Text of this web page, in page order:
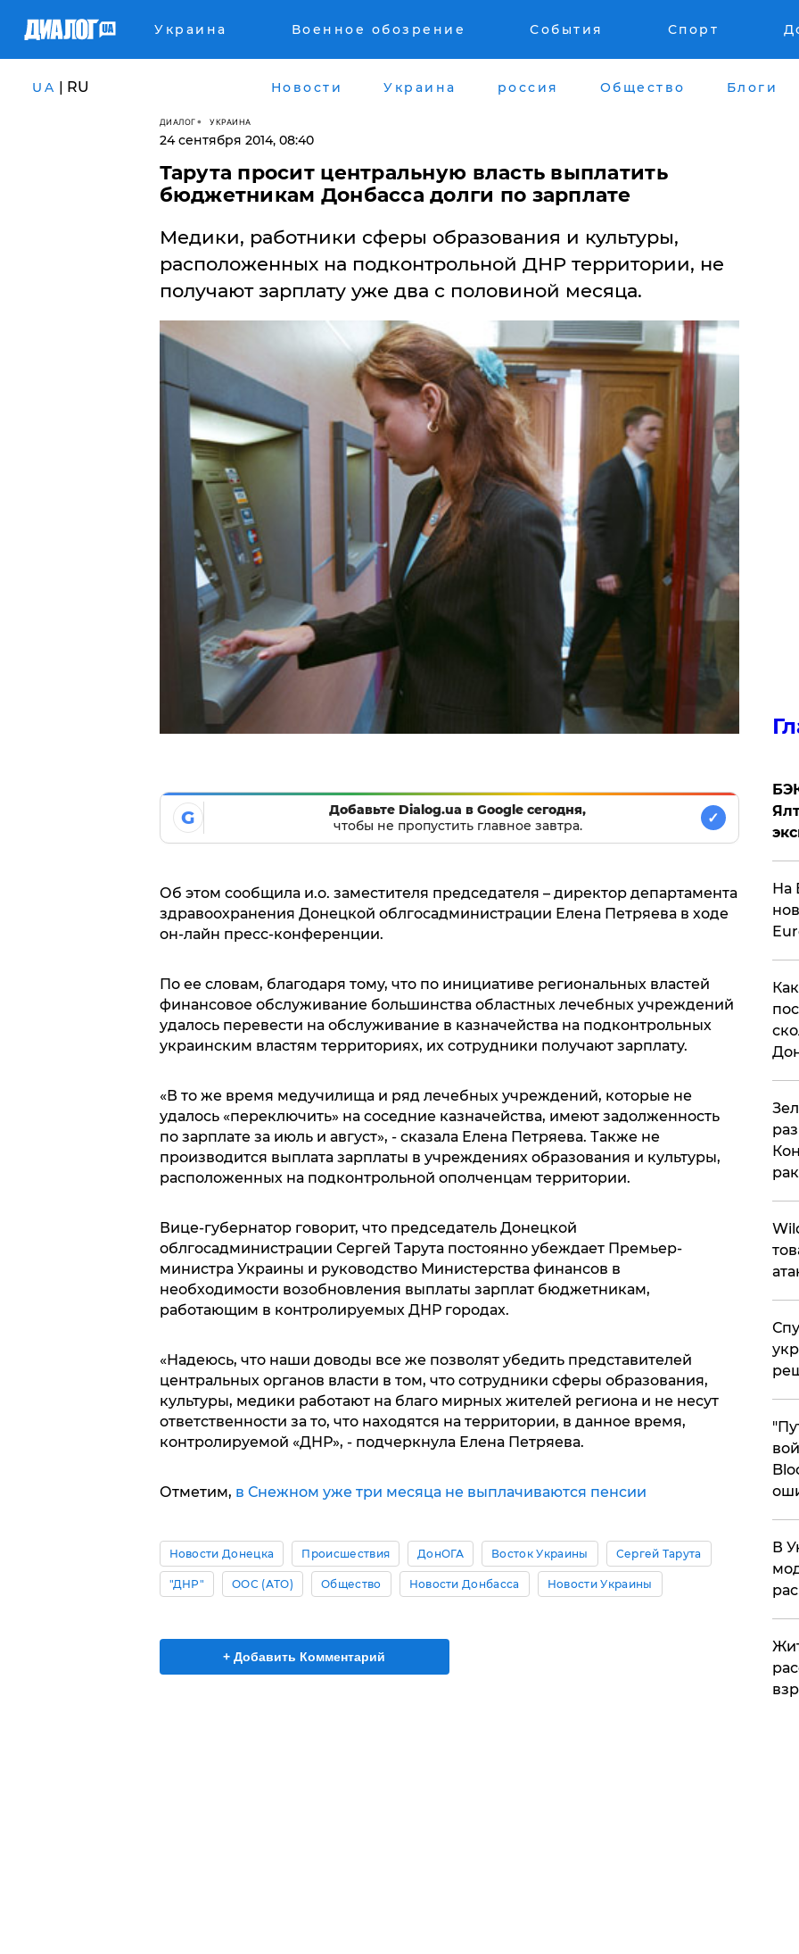
Украина Военное обозрение События Спорт
UA | RU Новости Украина россия Общество Блоги
ДИАЛОГ УКРАИНА
24 сентября 2014, 08:40
​Тарута просит центральную власть выплатить
бюджетникам Донбасса долги по зарплате
Медики, работники сферы образования и культуры,
расположенных на подконтрольной ДНР территории, не
получают зарплату уже два с половиной месяца.
G
Добавьте Dialog.ua в Google сегодня,
чтобы не пропустить главное завтра.
✓
Об этом сообщила и.о. заместителя председателя – директор департамента
здравоохранения Донецкой облгосадминистрации Елена Петряева в ходе
он-лайн пресс-конференции.
По ее словам, благодаря тому, что по инициативе региональных властей
финансовое обслуживание большинства областных лечебных учреждений
удалось перевести на обслуживание в казначейства на подконтрольных
украинским властям территориях, их сотрудники получают зарплату.
«В то же время медучилища и ряд лечебных учреждений, которые не
удалось «переключить» на соседние казначейства, имеют задолженность
по зарплате за июль и август», - сказала Елена Петряева. Также не
производится выплата зарплаты в учреждениях образования и культуры,
расположенных на подконтрольной ополченцам территории.
Вице-губернатор говорит, что председатель Донецкой
облгосадминистрации Сергей Тарута постоянно убеждает Премьер-
министра Украины и руководство Министерства финансов в
необходимости возобновления выплаты зарплат бюджетникам,
работающим в контролируемых ДНР городах.
«Надеюсь, что наши доводы все же позволят убедить представителей
центральных органов власти в том, что сотрудники сферы образования,
культуры, медики работают на благо мирных жителей региона и не несут
ответственности за то, что находятся на территории, в данное время,
контролируемой «ДНР», - подчеркнула Елена Петряева.
Отметим, в Снежном уже три месяца не выплачиваются пенсии
Новости Донецка Происшествия ДонОГА Восток Украины Сергей Тарута
"ДНР" ООС (АТО) Общество Новости Донбасса Новости Украины
+ Добавить Комментарий
На
В